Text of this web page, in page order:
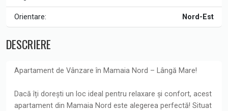
Orientare: Nord-Est
DESCRIERE
Apartament de Vânzare în Mamaia Nord – Lângă Mare!
Dacă îți dorești un loc ideal pentru relaxare și confort, acest
apartament din Mamaia Nord este alegerea perfectă! Situat